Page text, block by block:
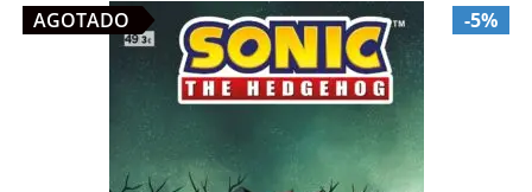
-5%
AGOTADO